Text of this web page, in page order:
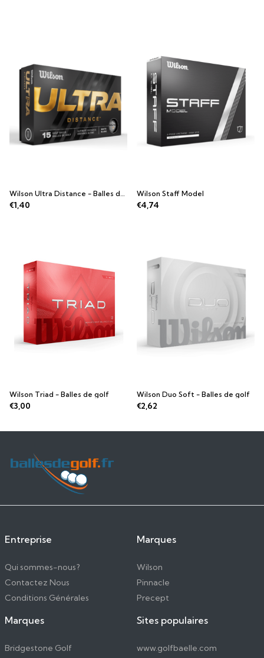
Wilson Ultra Distance - Balles de golf
€1,40
Wilson Staff Model
€4,74
Wilson Triad - Balles de golf
€3,00
Wilson Duo Soft - Balles de golf
€2,62
Entreprise
Qui sommes-nous?
Contactez Nous
Conditions Générales
Marques
Wilson
Pinnacle
Precept
Marques
Bridgestone Golf
Sites populaires
www.golfbaelle.com